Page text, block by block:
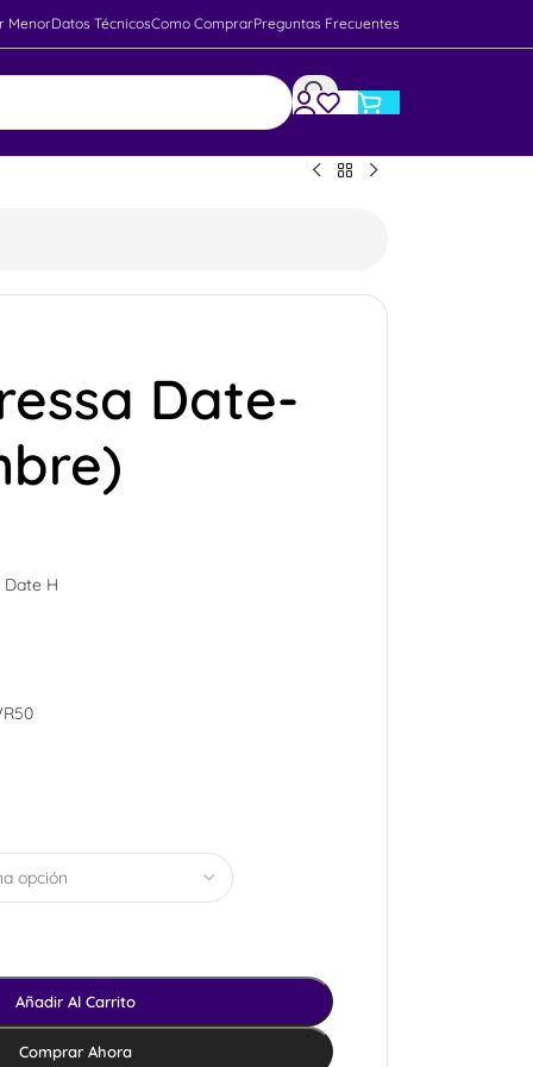
MenorDatos TécnicosComo ComprarPreguntas Frecuentes
Date-
Date H
Añadir Al Carrito
Comprar Ahora